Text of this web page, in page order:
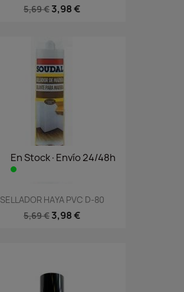
5,69 € 3,98 €
En Stock·Envío 24/48h
SELLADOR HAYA PVC D-80
5,69 € 3,98 €